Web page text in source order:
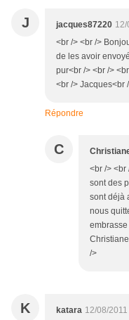
J jacques87220 12/
<br /> <br />
de les avoir
pur<br /> <br />
<br /> Jacques<br
Répondre
C
<br /> <br
sont des
sont déjà
nous
embrasse
/>
K katara 12/08/